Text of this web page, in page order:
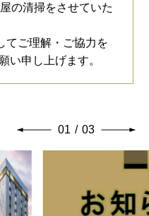
の清掃をさせていた
てご理解・ご協力を
い申し上げます。
01 / 03